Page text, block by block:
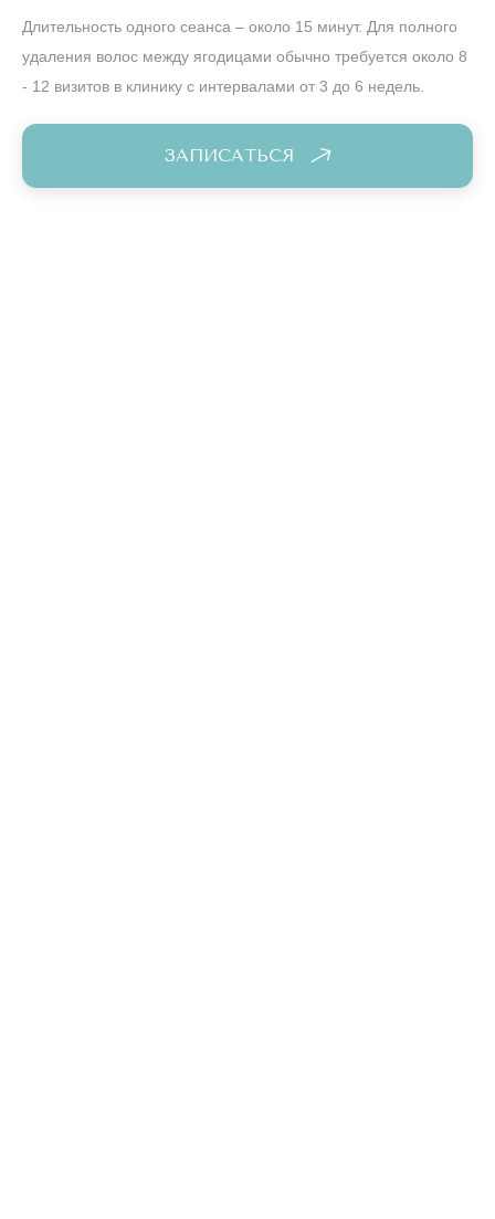
Длительность одного сеанса – около 15 минут. Для полного
удаления волос между ягодицами обычно требуется около 8
- 12 визитов в клинику с интервалами от 3 до 6 недель.
ЗАПИСАТЬСЯ